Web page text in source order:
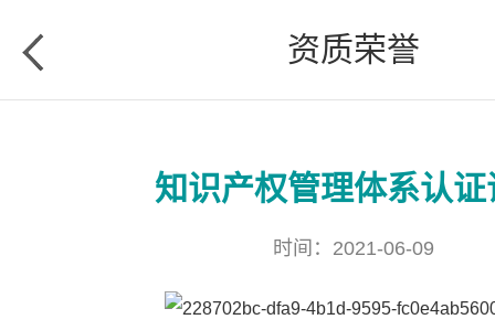
资质荣誉
知识产权管理体系认证
时间： 2021-06-09